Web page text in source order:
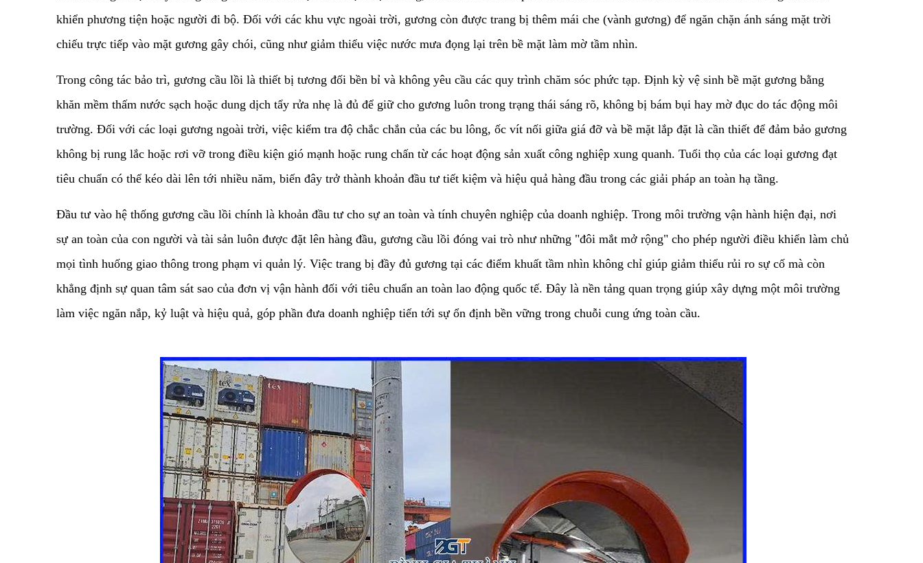
khiển phương tiện hoặc người đi bộ. Đối với các khu vực ngoài trời, gương còn được trang bị thêm mái che (vành gương) để ngăn chặn ánh sáng mặt trời
chiếu trực tiếp vào mặt gương gây chói, cũng như giảm thiểu việc nước mưa đọng lại trên bề mặt làm mờ tầm nhìn.
​Trong công tác bảo trì, gương cầu lồi là thiết bị tương đối bền bỉ và không yêu cầu các quy trình chăm sóc phức tạp. Định kỳ vệ sinh bề mặt gương bằng
khăn mềm thấm nước sạch hoặc dung dịch tẩy rửa nhẹ là đủ để giữ cho gương luôn trong trạng thái sáng rõ, không bị bám bụi hay mờ đục do tác động môi
trường. Đối với các loại gương ngoài trời, việc kiểm tra độ chắc chắn của các bu lông, ốc vít nối giữa giá đỡ và bề mặt lắp đặt là cần thiết để đảm bảo gương
không bị rung lắc hoặc rơi vỡ trong điều kiện gió mạnh hoặc rung chấn từ các hoạt động sản xuất công nghiệp xung quanh. Tuổi thọ của các loại gương đạt
tiêu chuẩn có thể kéo dài lên tới nhiều năm, biến đây trở thành khoản đầu tư tiết kiệm và hiệu quả hàng đầu trong các giải pháp an toàn hạ tầng.
​Đầu tư vào hệ thống gương cầu lồi chính là khoản đầu tư cho sự an toàn và tính chuyên nghiệp của doanh nghiệp. Trong môi trường vận hành hiện đại, nơi
sự an toàn của con người và tài sản luôn được đặt lên hàng đầu, gương cầu lồi đóng vai trò như những "đôi mắt mở rộng" cho phép người điều khiển làm chủ
mọi tình huống giao thông trong phạm vi quản lý. Việc trang bị đầy đủ gương tại các điểm khuất tầm nhìn không chỉ giúp giảm thiểu rủi ro sự cố mà còn
khẳng định sự quan tâm sát sao của đơn vị vận hành đối với tiêu chuẩn an toàn lao động quốc tế. Đây là nền tảng quan trọng giúp xây dựng một môi trường
làm việc ngăn nắp, kỷ luật và hiệu quả, góp phần đưa doanh nghiệp tiến tới sự ổn định bền vững trong chuỗi cung ứng toàn cầu.